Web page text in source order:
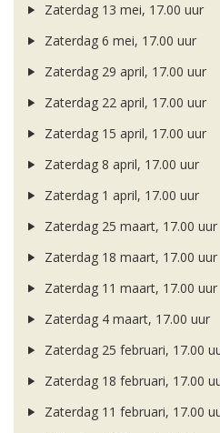
Zaterdag 13 mei, 17.00 uur
Zaterdag 6 mei, 17.00 uur
Zaterdag 29 april, 17.00 uur
Zaterdag 22 april, 17.00 uur
Zaterdag 15 april, 17.00 uur
Zaterdag 8 april, 17.00 uur
Zaterdag 1 april, 17.00 uur
Zaterdag 25 maart, 17.00 uur
Zaterdag 18 maart, 17.00 uur
Zaterdag 11 maart, 17.00 uur
Zaterdag 4 maart, 17.00 uur
Zaterdag 25 februari, 17.00
Zaterdag 18 februari, 17.00
Zaterdag 11 februari, 17.00